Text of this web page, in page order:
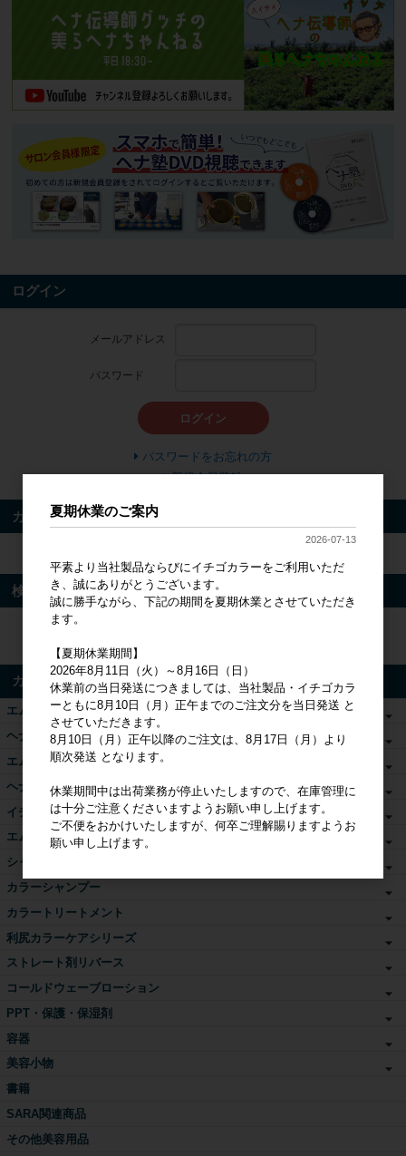
ログイン
メールアドレス
パスワード
ログイン
パスワードをお忘れの方
新規会員登録
カート
検索
カテゴリ
エムズヘナ&ハーブ
ヘナ関連商品
エムズカラー
ヘナ書籍・DVD
イチゴカラー単品
エムズアロマカラー
シャンプー・トリートメント
カラーシャンプー
カラートリートメント
利尻カラーケアシリーズ
ストレート剤リバース
コールドウェーブローション
PPT・保護・保湿剤
容器
美容小物
書籍
SARA関連商品
その他美容用品
夏期休業のご案内
2026-07-13
平素より当社製品ならびにイチゴカラーをご利用いただ
き、誠にありがとうございます。
誠に勝手ながら、下記の期間を夏期休業とさせていただき
ます。
【夏期休業期間】
2026年8月11日（火）～8月16日（日）
休業前の当日発送につきましては、当社製品・イチゴカラ
ーともに8月10日（月）正午までのご注文分を当日発送 と
させていただきます。
8月10日（月）正午以降のご注文は、8月17日（月）より
順次発送 となります。
休業期間中は出荷業務が停止いたしますので、在庫管理に
は十分ご注意くださいますようお願い申し上げます。
ご不便をおかけいたしますが、何卒ご理解賜りますようお
願い申し上げます。